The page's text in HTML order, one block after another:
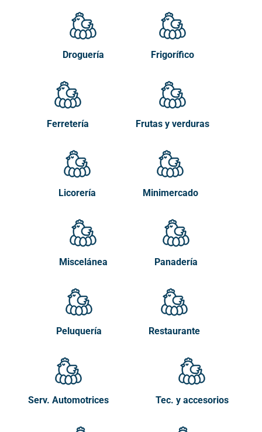
Droguería Frigorífico
Ferretería Frutas y verduras
Licorería Minimercado
Miscelánea Panadería
Peluquería Restaurante
Serv. Automotrices Tec. y accesorios